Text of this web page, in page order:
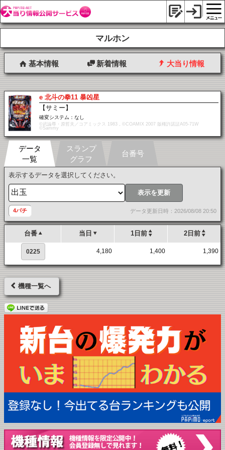
マルホン
基本情報 新着情報 大当り情報
e 北斗の拳11 暴凶星
【サミー】
確変システム：なし
©武論尊・原哲夫／コアミックス 1983，©COAMIX 2007 版権許諾証A05-71W
©Sammy
データ
一覧
表示するデータを選択してください。
表示を更新
4パチ データ更新日時：2026/08/08 20:50
台番 当日 1日前 2日前
0225 4,180 1,400 1,390
スランプ
グラフ
台番号
機種一覧へ